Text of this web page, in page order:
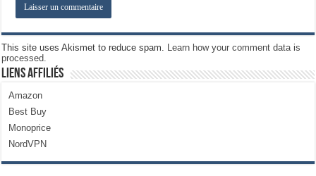
This site uses Akismet to reduce spam.
Learn how your comment data is
processed.
Liens Affiliés
Amazon
Best Buy
Monoprice
NordVPN